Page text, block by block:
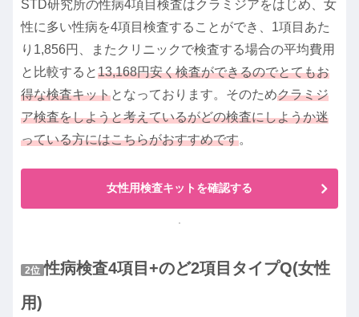
STD研究所の性病4項目検査はクラミジアをはじめ、女
性に多い性病を4項目検査することができ、1項目あた
り1,856円、またクリニックで検査する場合の平均費用
と比較すると13,168円安く検査ができるのでとてもお
得な検査キットとなっております。そのためクラミジ
ア検査をしようと考えているがどの検査にしようか迷
っている方にはこちらがおすすめです。
女性用検査キットを確認する
2位 性病検査4項目+のど2項目タイプQ(女性
用)